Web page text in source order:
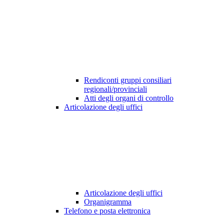
Rendiconti gruppi consiliari
regionali/provinciali
Atti degli organi di controllo
Articolazione degli uffici
Articolazione degli uffici
Organigramma
Telefono e posta elettronica